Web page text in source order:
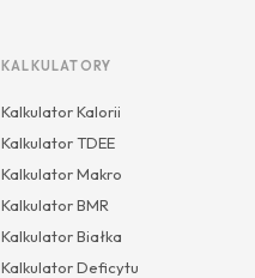
KALKULATORY
Kalkulator Kalorii
Kalkulator TDEE
Kalkulator Makro
Kalkulator BMR
Kalkulator Białka
Kalkulator Deficytu